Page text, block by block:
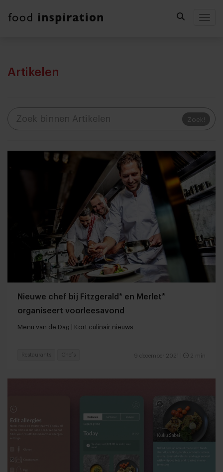
Artikelen
Zoek!
Nieuwe chef bij Fitzgerald* en Merlet*
organiseert voorleesavond
Menu van de Dag | Kort culinair nieuws
9 december 2021 2 min
Restaurants Chefs